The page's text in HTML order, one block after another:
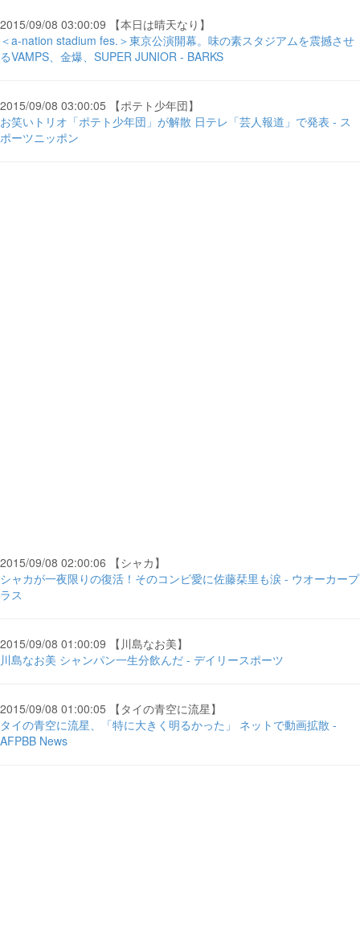
2015/09/08 03:00:09 【本日は晴天なり】
＜a-nation stadium fes.＞東京公演開幕。味の素スタジアムを震撼させ
るVAMPS、金爆、SUPER JUNIOR - BARKS
2015/09/08 03:00:05 【ポテト少年団】
お笑いトリオ「ポテト少年団」が解散 日テレ「芸人報道」で発表 - ス
ポーツニッポン
2015/09/08 02:00:06 【シャカ】
シャカが一夜限りの復活！そのコンビ愛に佐藤栞里も涙 - ウオーカープ
ラス
2015/09/08 01:00:09 【川島なお美】
川島なお美 シャンパン一生分飲んだ - デイリースポーツ
2015/09/08 01:00:05 【タイの青空に流星】
タイの青空に流星、「特に大きく明るかった」 ネットで動画拡散 -
AFPBB News